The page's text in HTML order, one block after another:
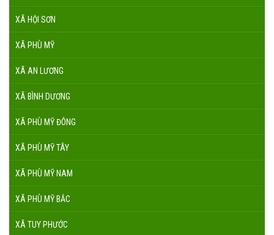
XÃ HỘI SƠN
XÃ PHÙ MỸ
XÃ AN LƯƠNG
XÃ BÌNH DƯƠNG
XÃ PHÙ MỸ ĐÔNG
XÃ PHÙ MỸ TÂY
XÃ PHÙ MỸ NAM
XÃ PHÙ MỸ BẮC
XÃ TUY PHƯỚC